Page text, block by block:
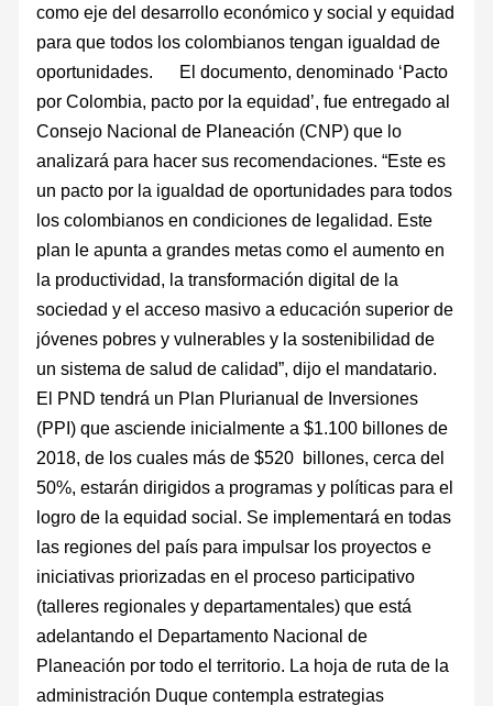
como eje del desarrollo económico y social y equidad
para que todos los colombianos tengan igualdad de
oportunidades. El documento, denominado ‘Pacto
por Colombia, pacto por la equidad’, fue entregado al
Consejo Nacional de Planeación (CNP) que lo
analizará para hacer sus recomendaciones. “Este es
un pacto por la igualdad de oportunidades para todos
los colombianos en condiciones de legalidad. Este
plan le apunta a grandes metas como el aumento en
la productividad, la transformación digital de la
sociedad y el acceso masivo a educación superior de
jóvenes pobres y vulnerables y la sostenibilidad de
un sistema de salud de calidad”, dijo el mandatario.
El PND tendrá un Plan Plurianual de Inversiones
(PPI) que asciende inicialmente a $1.100 billones de
2018, de los cuales más de $520 billones, cerca del
50%, estarán dirigidos a programas y políticas para el
logro de la equidad social. Se implementará en todas
las regiones del país para impulsar los proyectos e
iniciativas priorizadas en el proceso participativo
(talleres regionales y departamentales) que está
adelantando el Departamento Nacional de
Planeación por todo el territorio. La hoja de ruta de la
administración Duque contempla estrategias